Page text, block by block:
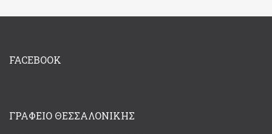
FACEBOOK
ΓΡΑΦΕΊΟ ΘΕΣΣΑΛΟΝΊΚΗΣ